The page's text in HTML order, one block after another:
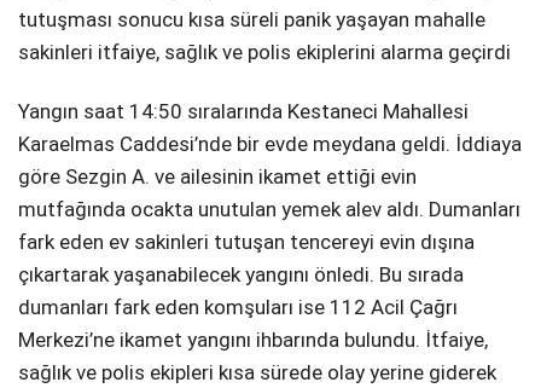
Instagram
Youtube
tutuşması sonucu kısa süreli panik yaşayan mahalle
sakinleri itfaiye, sağlık ve polis ekiplerini alarma geçirdi
Yangın saat 14:50 sıralarında Kestaneci Mahallesi
Karaelmas Caddesi’nde bir evde meydana geldi. İddiaya
göre Sezgin A. ve ailesinin ikamet ettiği evin
mutfağında ocakta unutulan yemek alev aldı. Dumanları
fark eden ev sakinleri tutuşan tencereyi evin dışına
çıkartarak yaşanabilecek yangını önledi. Bu sırada
dumanları fark eden komşuları ise 112 Acil Çağrı
Merkezi’ne ikamet yangını ihbarında bulundu. İtfaiye,
sağlık ve polis ekipleri kısa sürede olay yerine giderek